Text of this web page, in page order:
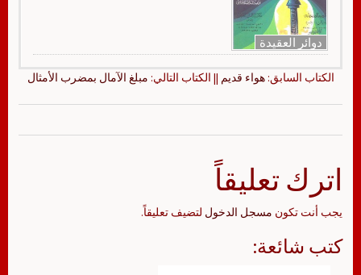
دوائر العقيدة
الكتاب السابق:هواء قديم || الكتاب التالي: مبلغ الآمال بمضرب الأمثال
اترك تعليقاً
يجب أنت تكون مسجل الدخول لتضيف تعليقاً.
كتب شائعة: